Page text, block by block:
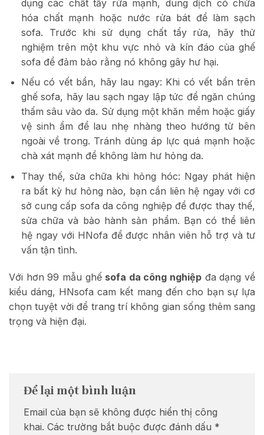
dụng các chất tẩy rửa mạnh, dung dịch có chứa
hóa chất mạnh hoặc nước rửa bát để làm sạch
sofa. Trước khi sử dụng chất tẩy rửa, hãy thử
nghiệm trên một khu vực nhỏ và kín đáo của ghế
sofa để đảm bảo rằng nó không gây hư hại.
Nếu có vết bẩn, hãy lau ngay: Khi có vết bẩn trên
ghế sofa, hãy lau sạch ngay lập tức để ngăn chúng
thấm sâu vào da. Sử dụng một khăn mềm hoặc giấy
vệ sinh ẩm để lau nhẹ nhàng theo hướng từ bên
ngoài về trong. Tránh dùng áp lực quá mạnh hoặc
chà xát mạnh để không làm hư hỏng da.
Thay thế, sửa chữa khi hỏng hóc: Ngay phát hiện
ra bất kỳ hư hỏng nào, bạn cần liên hệ ngay với cơ
sở cung cấp sofa da công nghiệp để được thay thế,
sửa chữa và bảo hành sản phẩm. Bạn có thể liên
hệ ngay với HNofa để được nhân viên hỗ trợ và tư
vấn tận tình.
Với hơn 99 mẫu ghế sofa da công nghiệp đa dạng về
kiểu dáng, HNsofa cam kết mang đến cho bạn sự lựa
chọn tuyệt vời để trang trí không gian sống thêm sang
trọng và hiện đại.
Để lại một bình luận
Email của bạn sẽ không được hiển thị công
khai. Các trường bắt buộc được đánh dấu *